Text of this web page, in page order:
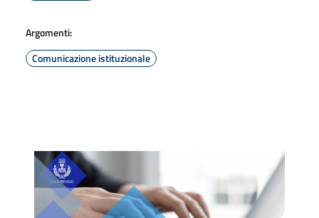
Argomenti:
Comunicazione istituzionale